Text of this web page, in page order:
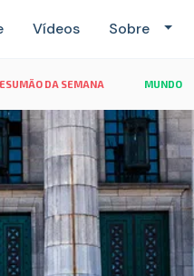
Vídeos Sobre
DA SEMANA MUNDO